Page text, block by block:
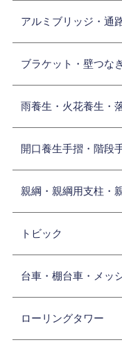
アルミブリッジ・通
ブラケット・壁つな
雨養生・火花養生・
開口養生手摺・階段
親綱・親綱用支柱・
トビック
台車・棚台車・メッ
ローリングタワー